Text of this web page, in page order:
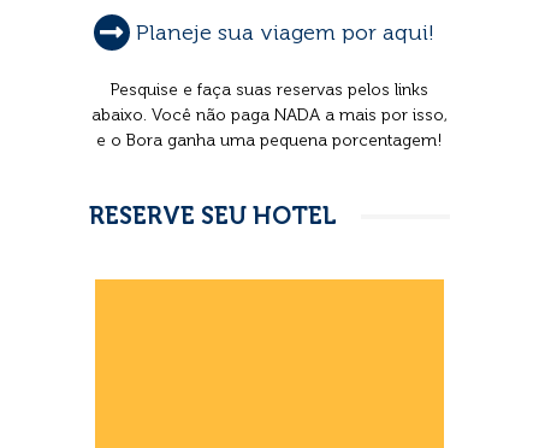
Planeje sua viagem por aqui!
Pesquise e faça suas reservas pelos links
abaixo. Você não paga NADA a mais por isso,
e o Bora ganha uma pequena porcentagem!
RESERVE SEU HOTEL